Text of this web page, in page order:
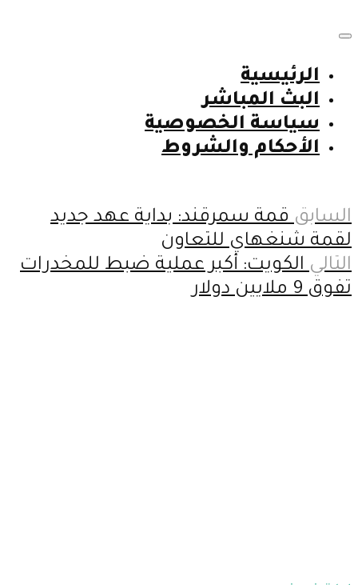
الرئيسية
البث المباشر
سياسة الخصوصية
الأحكام والشروط
السابق قمة سمرقند: بداية عهد جديد
لقمة شنغهاي للتعاون
التالي الكويت: أكبر عملية ضبط للمخدرات
تفوق 9 ملايين دولار